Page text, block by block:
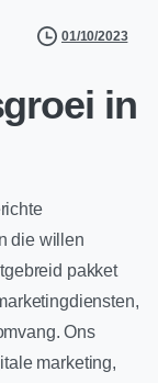
01/10/2023
in
die willen
pakket
Ons
marketing,